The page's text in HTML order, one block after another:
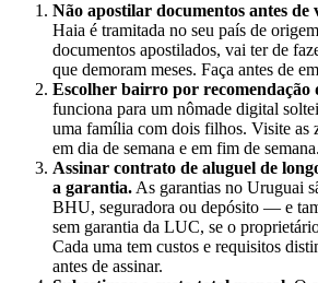
Não apostilar documentos antes de
Haia é tramitada no seu país de
documentos apostilados, vai ter de
que demoram meses. Faça antes de
Escolher bairro por recomendação
funciona para um nômade digital
uma família com dois filhos. Visite as
em dia de semana e em fim de semana.
Assinar contrato de aluguel de
a garantia.As garantias no Uruguai
BHU, seguradora ou depósito — e
sem garantia da LUC, se o
Cada uma tem custos e requisitos
antes de assinar.